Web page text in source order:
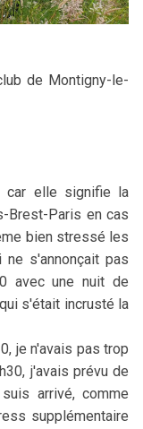
de Montigny-le-
car elle signifie la
Brest-Paris en cas
bien stressé les
s'annonçait pas
avec une nuit de
s'était incrusté la
je n'avais pas trop
j'avais prévu de
arrivé, comme
supplémentaire